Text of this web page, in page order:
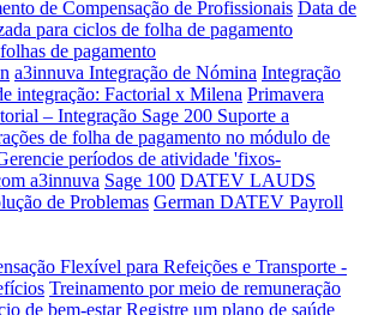
de Compensação de Profissionais Data de
para ciclos de folha de pagamento
de pagamento
a3innuva Integração de Nómina Integração
integração: Factorial x Milena Primavera
– Integração Sage 200 Suporte a
de folha de pagamento no módulo de
períodos de atividade 'fixos-
a3innuva Sage 100 DATEV LAUDS
de Problemas German DATEV Payroll
Flexível para Refeições e Transporte -
Treinamento por meio de remuneração
de bem-estar Registre um plano de saúde